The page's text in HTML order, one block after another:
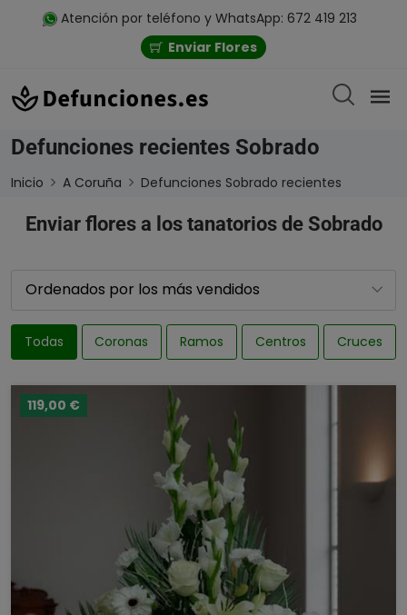
Atención por teléfono y WhatsApp: 672 419 213
Enviar Flores
Defunciones recientes Sobrado
Inicio A Coruña Defunciones Sobrado recientes
Enviar flores a los tanatorios de Sobrado
Todas Coronas Ramos Centros Cruces
119,00 €